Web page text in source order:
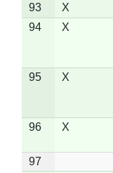
93
X
94
X
95 X
96 X
97